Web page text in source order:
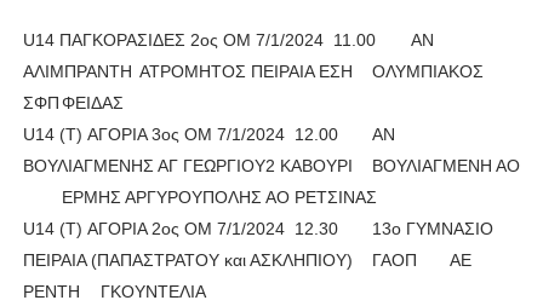
U14 ΠΑΓΚΟΡΑΣΙΔΕΣ 2ος ΟΜ 7/1/2024 11.00
ΑΝ
ΑΛΙΜΠΡΑΝΤΗ ΑΤΡΟΜΗΤΟΣ ΠΕΙΡΑΙΑ ΕΣΗ
ΟΛΥΜΠΙΑΚΟΣ
ΣΦΠΦΕΙΔΑΣ
U14 (Τ) ΑΓΟΡΙΑ 3ος ΟΜ 7/1/2024 12.00
ΑΝ
ΒΟΥΛΙΑΓΜΕΝΗΣ ΑΓ ΓΕΩΡΓΙΟΥ2 ΚΑΒΟΥΡΙ
ΒΟΥΛΙΑΓΜΕΝΗ ΑΟ
ΕΡΜΗΣ ΑΡΓΥΡΟΥΠΟΛΗΣ ΑΟ ΡΕΤΣΙΝΑΣ
U14 (Τ) ΑΓΟΡΙΑ 2ος ΟΜ 7/1/2024 12.30
13ο ΓΥΜΝΑΣΙΟ
ΠΕΙΡΑΙΑ (ΠΑΠΑΣΤΡΑΤΟΥ και ΑΣΚΛΗΠΙΟΥ)
ΓΑΟΠ
ΑΕ
ΡΕΝΤΗ
ΓΚΟΥΝΤΕΛΙΑ